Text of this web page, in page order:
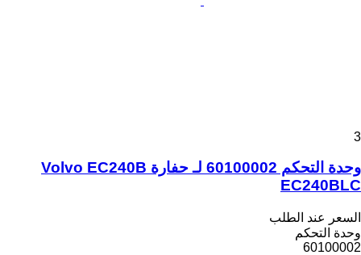
3
وحدة التحكم 60100002 لـ حفارة Volvo EC240B
EC240BLC
السعر عند الطلب
وحدة التحكم
60100002